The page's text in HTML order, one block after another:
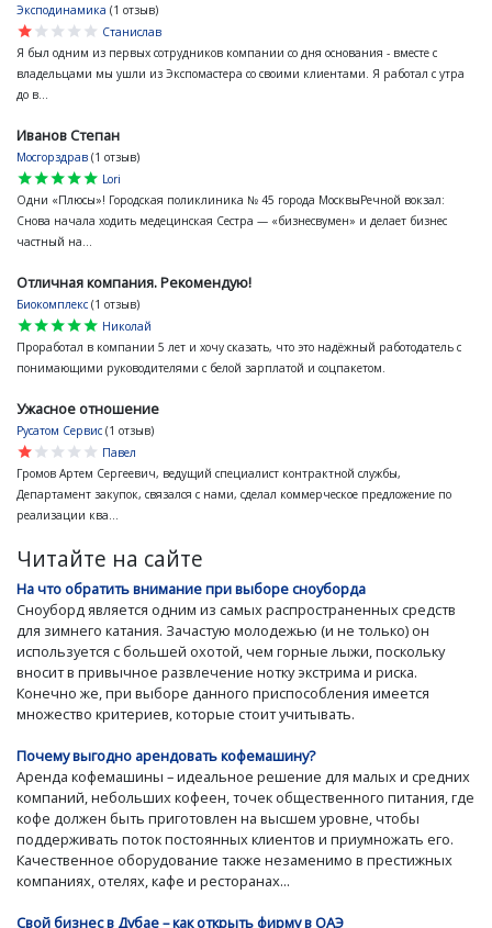
Эксподинамика (1 отзыв)
star
star
star
star
star
Станислав
Я был одним из первых сотрудников компании со дня основания - вместе с
владельцами мы ушли из Экспомастера со своими клиентами. Я работал с утра
до в...
Иванов Степан
Мосгорздрав (1 отзыв)
star
star
star
star
star
Lori
Одни «Плюсы»! Городская поликлиника № 45 города МосквыРечной вокзал:
Снова начала ходить медецинская Сестра — «бизнесвумен» и делает бизнес
частный на...
Отличная компания. Рекомендую!
Биокомплекс (1 отзыв)
star
star
star
star
star
Николай
Проработал в компании 5 лет и хочу сказать, что это надёжный работодатель с
понимающими руководителями с белой зарплатой и соцпакетом.
Ужасное отношение
Русатом Сервис (1 отзыв)
star
star
star
star
star
Павел
Громов Артем Сергеевич, ведущий специалист контрактной службы,
Департамент закупок, связался с нами, сделал коммерческое предложение по
реализации ква...
Читайте на сайте
На что обратить внимание при выборе сноуборда
Сноуборд является одним из самых распространенных средств
для зимнего катания. Зачастую молодежью (и не только) он
используется с большей охотой, чем горные лыжи, поскольку
вносит в привычное развлечение нотку экстрима и риска.
Конечно же, при выборе данного приспособления имеется
множество критериев, которые стоит учитывать.
Почему выгодно арендовать кофемашину?
Аренда кофемашины – идеальное решение для малых и средних
компаний, небольших кофеен, точек общественного питания, где
кофе должен быть приготовлен на высшем уровне, чтобы
поддерживать поток постоянных клиентов и приумножать его.
Качественное оборудование также незаменимо в престижных
компаниях, отелях, кафе и ресторанах...
Свой бизнес в Дубае – как открыть фирму в ОАЭ